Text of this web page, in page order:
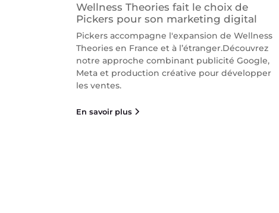
Wellness Theories fait le choix de
Pickers pour son marketing digital
Pickers accompagne l'expansion de Wellness
Theories en France et à l’étranger.Découvrez
notre approche combinant publicité Google,
Meta et production créative pour développer
les ventes.
En savoir plus